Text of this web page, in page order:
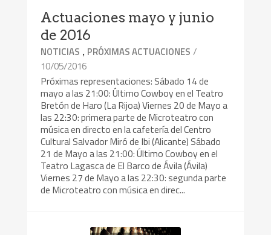
Actuaciones mayo y junio
de 2016
NOTICIAS , PRÓXIMAS ACTUACIONES /
10/05/2016
Próximas representaciones: Sábado 14 de
mayo a las 21:00: Último Cowboy en el Teatro
Bretón de Haro (La Rijoa) Viernes 20 de Mayo a
las 22:30: primera parte de Microteatro con
música en directo en la cafetería del Centro
Cultural Salvador Miró de Ibi (Alicante) Sábado
21 de Mayo a las 21:00: Último Cowboy en el
Teatro Lagasca de El Barco de Ávila (Ávila)
Viernes 27 de Mayo a las 22:30: segunda parte
de Microteatro con música en direc...